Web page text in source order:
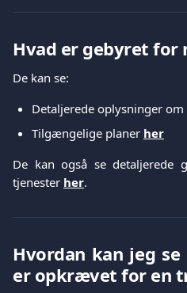
Hvad er gebyret for
De kan se:
Detaljerede oplysninger
Tilgængelige planer her
De kan også se detaljerede
tjenester her.
Hvordan kan jeg
er opkrævet for en